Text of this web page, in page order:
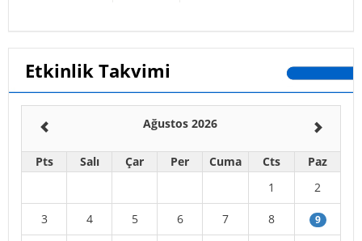
Etkinlik Takvimi
Ağustos 2026
Pts Salı Çar Per Cuma Cts
Paz
1
2
3 4 5 6 7 8 9